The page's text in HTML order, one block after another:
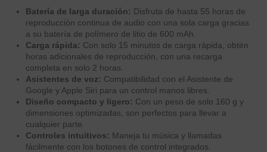
Batería de larga duración: Disfruta de hasta 55 horas de
reproducción continua de audio con una sola carga gracias
a su batería de polímero de litio de 600 mAh.
Carga rápida: Con solo 15 minutos de carga rápida, obtén
horas adicionales de reproducción, con una recarga
completa en solo 2 horas.
Asistentes de voz: Compatibilidad con el Asistente de
Google y Apple Siri para un control manos libres.
Diseño compacto y ligero: Con un peso de solo 160 g y
dimensiones optimizadas, son perfectos para llevar a
cualquier parte.
Controles intuitivos: Maneja tu música y llamadas
fácilmente con los botones de control integrados.